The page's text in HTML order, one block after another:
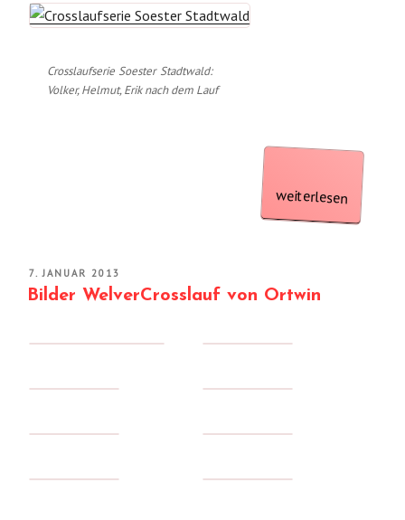
Crosslaufserie Soester Stadtwald:
Volker, Helmut, Erik nach dem Lauf
„Crosslaufserie
Soester
weiterlesen
VERÖFFENTLICHT
AM
7. JANUAR 2013
Bilder WelverCrosslauf von Ortwin